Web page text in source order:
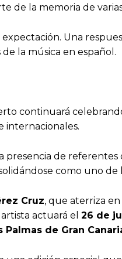
de la memoria de
Una
la música en español.
continuará
internacionales.
de
como uno
Cruz, que aterriza
actuará el 26 de
de Gran